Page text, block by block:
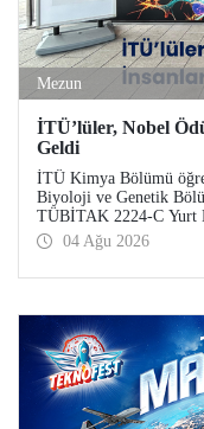
Mezun
İTÜ’lüler, Nobel
Geldi
İTÜ Kimya Bölümü
Biyoloji ve Genetik
TÜBİTAK 2224-C Yurt
kapsamında 75’inci
Toplantısı’na katıldı.
04 Ağu 2026